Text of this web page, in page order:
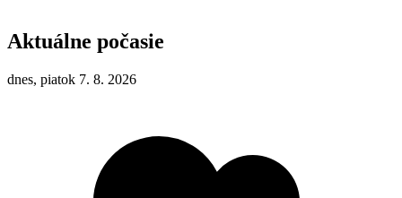
Aktuálne počasie
dnes, piatok 7. 8. 2026